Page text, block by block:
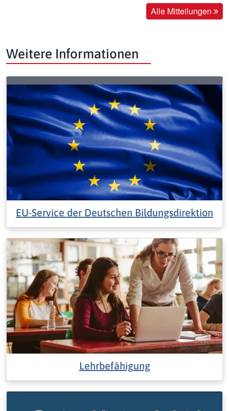
Alle Mitteilungen
Weitere Informationen
EU-Service der Deutschen Bildungsdirektion
Lehrbefähigung